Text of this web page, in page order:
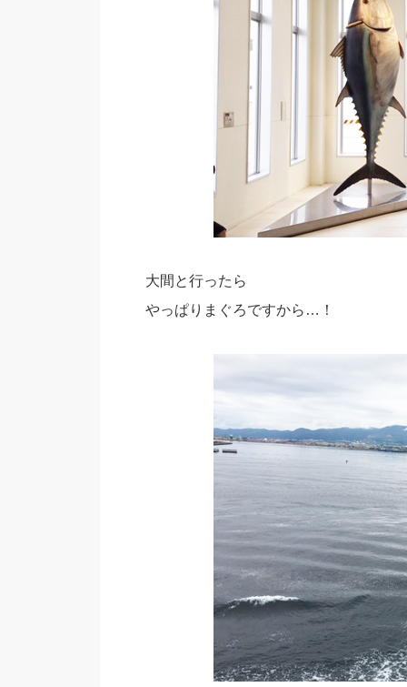
大間と行ったら
やっぱりまぐろですから…！